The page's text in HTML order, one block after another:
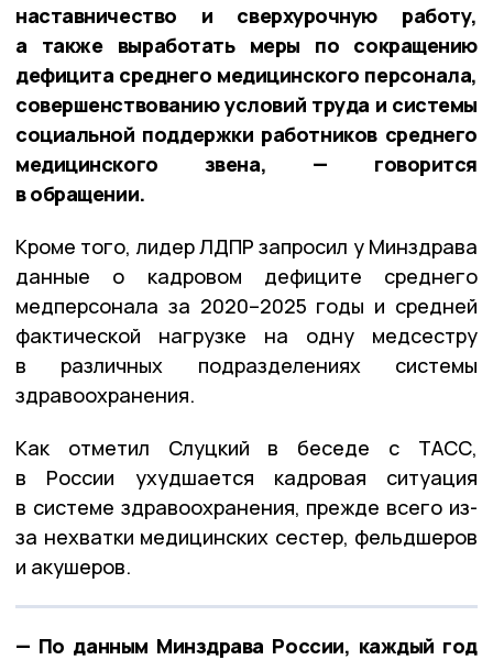
наставничество и сверхурочную работу,
а также выработать меры по сокращению
дефицита среднего медицинского персонала,
совершенствованию условий труда и системы
социальной поддержки работников среднего
медицинского звена, — говорится
в обращении.
Кроме того, лидер ЛДПР запросил у Минздрава
данные о кадровом дефиците среднего
медперсонала за 2020–2025 годы и средней
фактической нагрузке на одну медсестру
в различных подразделениях системы
здравоохранения.
Как отметил Слуцкий в беседе с ТАСС,
в России ухудшается кадровая ситуация
в системе здравоохранения, прежде всего из-
за нехватки медицинских сестер, фельдшеров
и акушеров.
— По данным Минздрава России, каждый год